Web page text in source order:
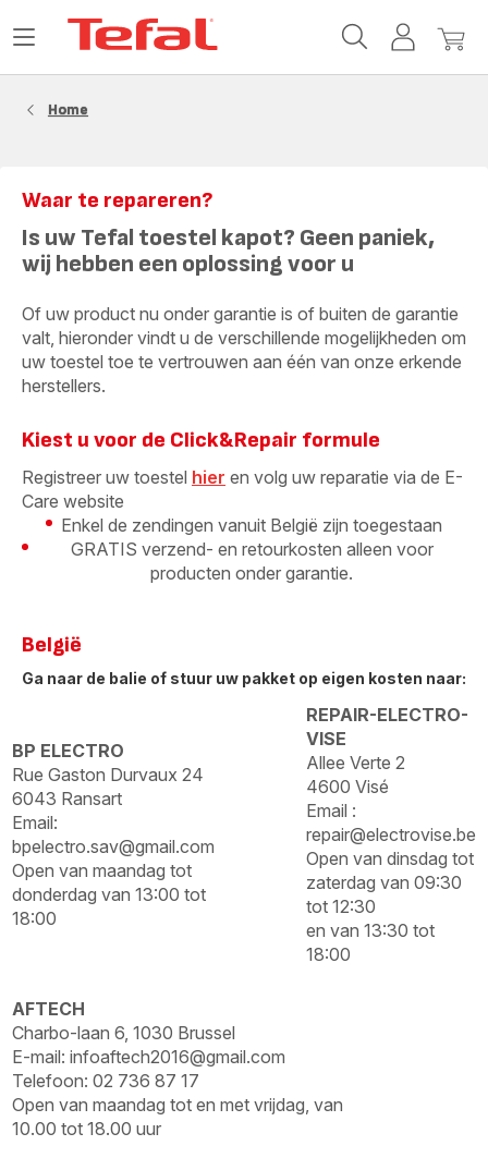
MijnMijn
Open
Home
Waar te repareren?
Is uw Tefal toestel kapot? Geen paniek,
wij hebben een oplossing voor u
Of uw product nu onder garantie is of buiten de garantie
valt, hieronder vindt u de verschillende mogelijkheden om
uw toestel toe te vertrouwen aan één van onze erkende
herstellers.
Kiest u voor de Click&Repair formule
Registreer uw toestel hier en volg uw reparatie via de E-
Care website
Enkel de zendingen vanuit België zijn toegestaan
GRATIS verzend- en retourkosten alleen voor
producten onder garantie.
België
Ga naar de balie of stuur uw pakket op eigen kosten naar:
BP ELECTRO
Rue Gaston Durvaux 24
6043 Ransart
Email:
bpelectro.sav@gmail.com
Open van maandag tot
donderdag van 13:00 tot
18:00
REPAIR-ELECTRO-
VISE
Allee Verte 2
4600 Visé
Email :
repair@electrovise.be
Open van dinsdag tot
zaterdag van 09:30
tot 12:30
en van 13:30 tot
18:00
AFTECH
Charbo-laan 6, 1030 Brussel
E-mail: infoaftech2016@gmail.com
Telefoon: 02 736 87 17
Open van maandag tot en met vrijdag, van
10.00 tot 18.00 uur